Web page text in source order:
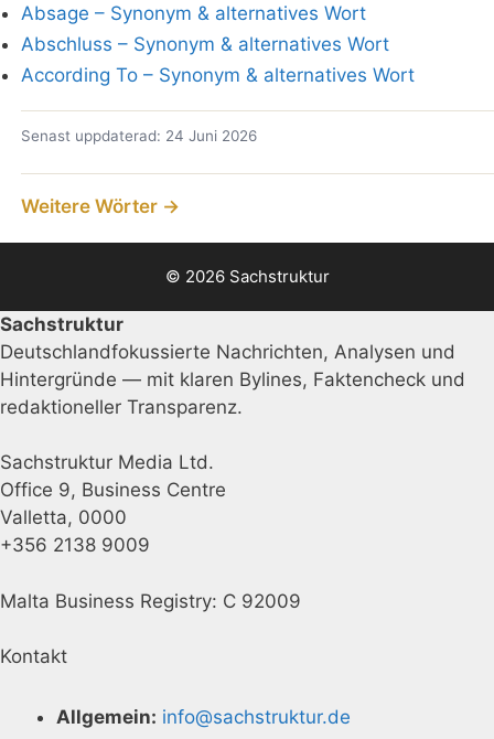
Absage – Synonym & alternatives Wort
Abschluss – Synonym & alternatives Wort
According To – Synonym & alternatives Wort
Senast uppdaterad: 24 Juni 2026
Weitere Wörter →
© 2026 Sachstruktur
Sachstruktur
Deutschlandfokussierte Nachrichten, Analysen und
Hintergründe — mit klaren Bylines, Faktencheck und
redaktioneller Transparenz.
Sachstruktur Media Ltd.
Office 9, Business Centre
Valletta, 0000
+356 2138 9009
Malta Business Registry: C 92009
Kontakt
Allgemein: info@sachstruktur.de